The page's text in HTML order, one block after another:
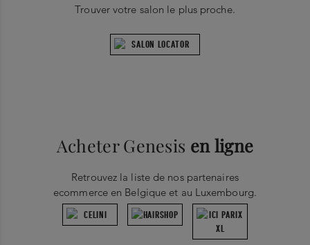
Trouver votre salon le plus proche.
Acheter Genesis en ligne
Retrouvez la liste de nos partenaires
ecommerce en Belgique et au Luxembourg.